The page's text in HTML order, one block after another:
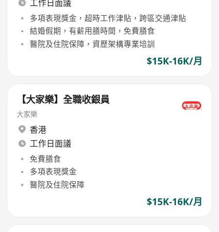
工作日面議
多項表現獎金，超時工作津貼，跨區交通津貼
結婚假期，有薪用膳時間，免費膳食
醫院及住院保障，資歷架構專業培訓
$15K-16K/月
【大家樂】全職收銀員
大家樂
香港
工作日面議
免費膳食
多項表現獎金
醫院及住院保障
$15K-16K/月